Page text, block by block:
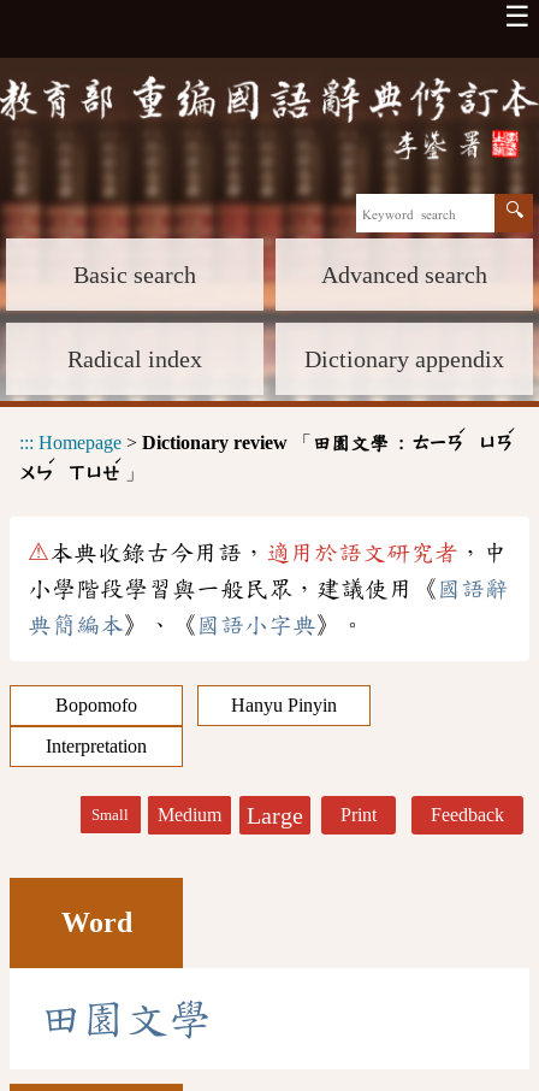
☰
Basic search Advanced search
Radical index Dictionary appendix
::: Homepage > Dictionary review 「 田園文學 : ㄊㄧㄢ
ˊ
ㄩㄢ
ˊ
ㄨㄣ
ˊ
ㄒㄩㄝ
ˊ
」
⚠本典收錄古今用語， 適用於語文研究者 ，中
小學階段學習與一般民眾，建議使用《 國語辭
典簡編本》、《 國語小字典》。
Bopomofo
Hanyu Pinyin
Interpretation
Small Medium Large Print Feedback
Word
田 園 文 學